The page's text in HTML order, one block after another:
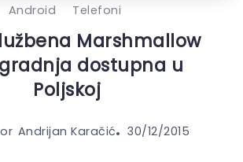
Android Telefoni
Marshmallow
dostupna u
Poljskoj
Andrijan Karačić 30/12/2015